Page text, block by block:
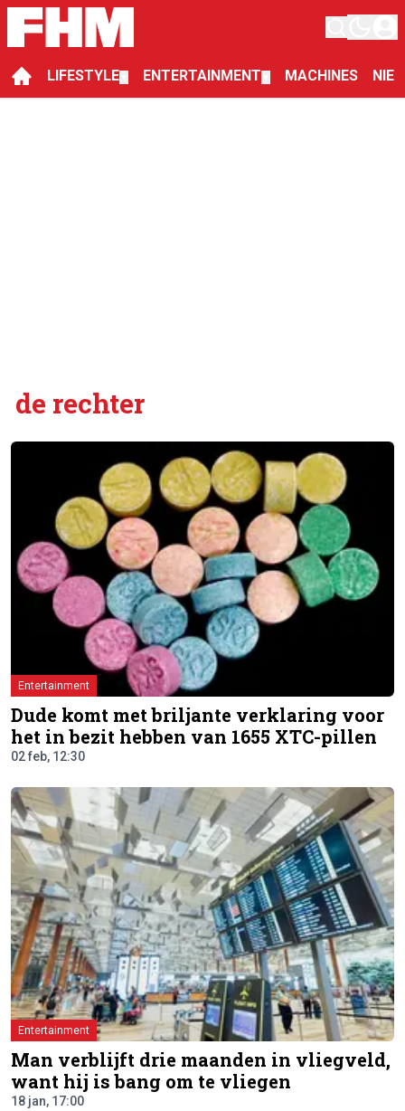
LIFESTYLE ENTERTAINMENT MACHINES
de rechter
Entertainment
Dude komt met briljante verklaring voor
het in bezit hebben van 1655 XTC-pillen
02 feb, 12:30
Entertainment
Man verblijft drie maanden in vliegveld,
want hij is bang om te vliegen
18 jan, 17:00